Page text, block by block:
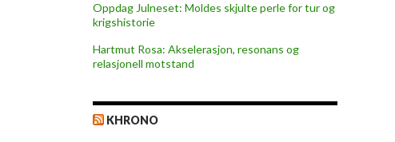
Oppdag Julneset: Moldes skjulte perle for tur og
krigshistorie
Hartmut Rosa: Akselerasjon, resonans og
relasjonell motstand
KHRONO